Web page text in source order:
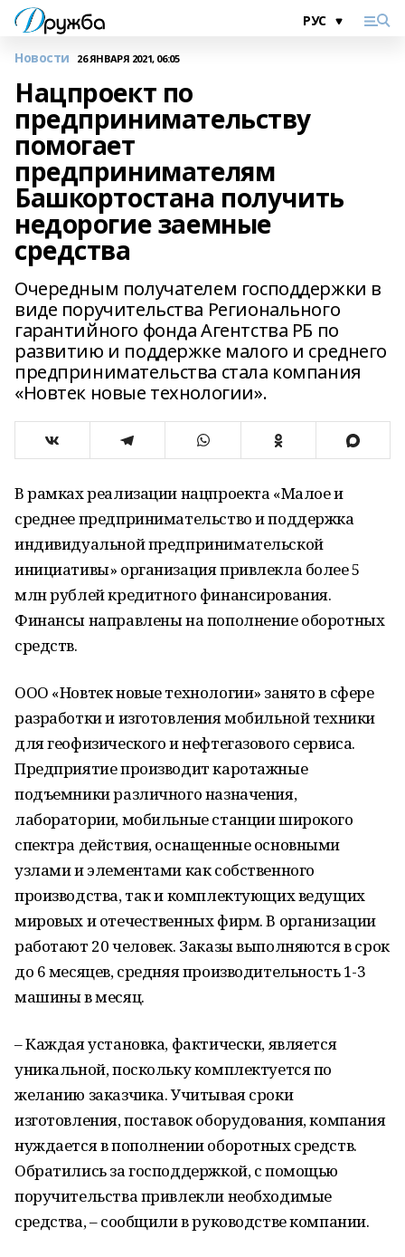
Новости 26 ЯНВАРЯ 2021, 06:05
Нацпроект по
предпринимательству
помогает
предпринимателям
Башкортостана получить
недорогие заемные
средства
Очередным получателем господдержки в
виде поручительства Регионального
гарантийного фонда Агентства РБ по
развитию и поддержке малого и среднего
предпринимательства стала компания
«Новтек новые технологии».
В рамках реализации нацпроекта «Малое и
среднее предпринимательство и поддержка
индивидуальной предпринимательской
инициативы» организация привлекла более 5
млн рублей кредитного финансирования.
Финансы направлены на пополнение оборотных
средств.
ООО «Новтек новые технологии» занято в сфере
разработки и изготовления мобильной техники
для геофизического и нефтегазового сервиса.
Предприятие производит каротажные
подъемники различного назначения,
лаборатории, мобильные станции широкого
спектра действия, оснащенные основными
узлами и элементами как собственного
производства, так и комплектующих ведущих
мировых и отечественных фирм. В организации
работают 20 человек. Заказы выполняются в срок
до 6 месяцев, средняя производительность 1-3
машины в месяц.
– Каждая установка, фактически, является
уникальной, поскольку комплектуется по
желанию заказчика. Учитывая сроки
изготовления, поставок оборудования, компания
нуждается в пополнении оборотных средств.
Обратились за господдержкой, с помощью
поручительства привлекли необходимые
средства, – сообщили в руководстве компании.